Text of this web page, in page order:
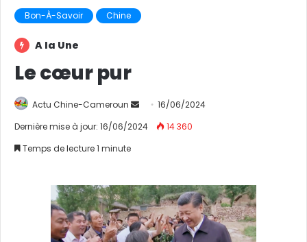
Bon-À-Savoir Chine
A la Une
Le cœur pur
Actu Chine-Cameroun
n
e
r
u
n
16/06/2024
Dernière mise à jour: 16/06/2024
14 360
Temps de lecture 1 minute